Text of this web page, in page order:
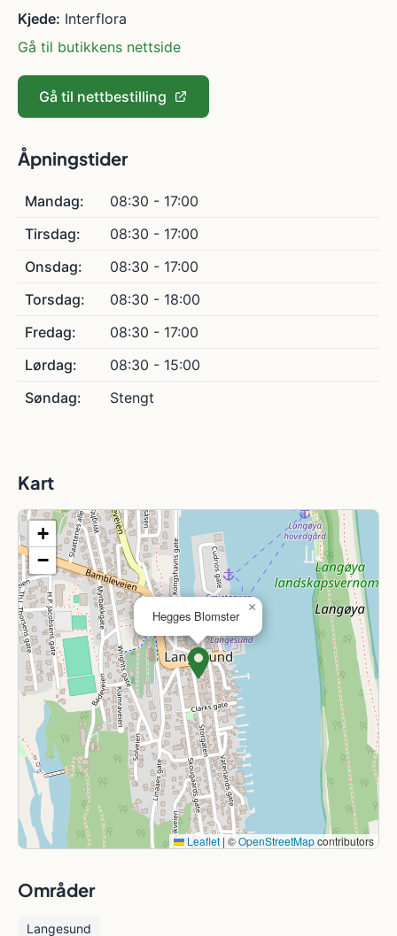
Kjede: Interflora
Gå til butikkens nettside
Gå til nettbestilling
Åpningstider
Mandag:
08:30 - 17:00
Tirsdag:
08:30 - 17:00
Onsdag:
08:30 - 17:00
Torsdag:
08:30 - 18:00
Fredag:
08:30 - 17:00
Lørdag:
08:30 - 15:00
Søndag:
Stengt
Kart
Hegges Blomster
×
+
−
Leaflet | ©OpenStreetMapcontributors
Områder
Langesund